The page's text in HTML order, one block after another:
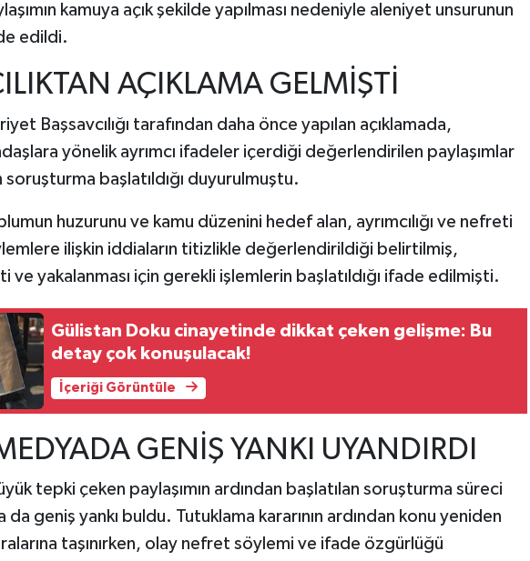
kamuya açık şekilde yapılması nedeniyle aleniyet unsurunun
edildi.
AÇIKLAMA GELMİŞTİ
Başsavcılığı tarafından daha önce yapılan açıklamada,
yönelik ayrımcı ifadeler içerdiği değerlendirilen paylaşımlar
başlatıldığı duyurulmuştu.
huzurunu ve kamu düzenini hedef alan, ayrımcılığı ve nefreti
ilişkin iddiaların titizlikle değerlendirildiği belirtilmiş,
ve yakalanması için gerekli işlemlerin başlatıldığı ifade edilmişti.
Gülistan Doku cinayetinde dikkat çeken gelişme: Bu
detay çok konuşulacak!
İçeriği Görüntüle
GENİŞ YANKI UYANDIRDI
tepki çeken paylaşımın ardından başlatılan soruşturma süreci
geniş yankı buldu. Tutuklama kararının ardından konu yeniden
taşınırken, olay nefret söylemi ve ifade özgürlüğü